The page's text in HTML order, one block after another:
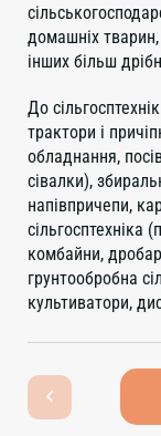
домашніх
інших більш
До
трактори і
обладнання,
сівалки),
напівпричепи,
сільгосптехніка
комбайни,
грунтообробна
культиватори,